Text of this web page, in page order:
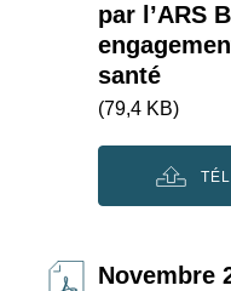
par l’ARS
santé
(79,4 KB)
Novembre